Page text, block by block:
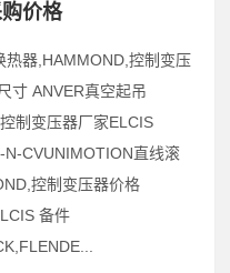
价格
热器,HAMMOND,控制变压
寸 ANVER真空起吊
制变压器厂家ELCIS
CVUNIMOTION直线滚
控制变压器价格
备件